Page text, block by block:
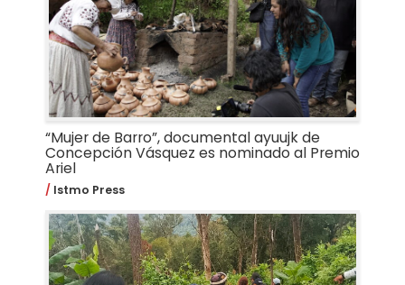
“Mujer de Barro”, documental ayuujk de
Concepción Vásquez es nominado al Premio
Ariel
Istmo Press